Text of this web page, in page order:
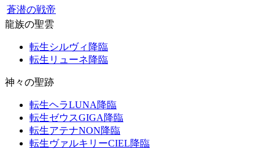
蒼潜の戦帝
龍族の聖雲
転生シルヴィ降臨
転生リューネ降臨
神々の聖跡
転生ヘラLUNA降臨
転生ゼウスGIGA降臨
転生アテナNON降臨
転生ヴァルキリーCIEL降臨